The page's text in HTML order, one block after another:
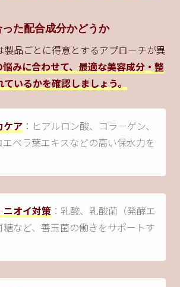
た配合成分かどうか
製品ごとに得意とするアプローチが異
悩みに合わせて、最適な美容成分・整
いるかを確認しましょう。
ケア ：ヒアルロン酸、コラーゲン、
ベラ葉エキスなどの高い保水力を
ニオイ対策 ：乳酸、乳酸菌（発酵エ
糖など、善玉菌の働きをサポートす